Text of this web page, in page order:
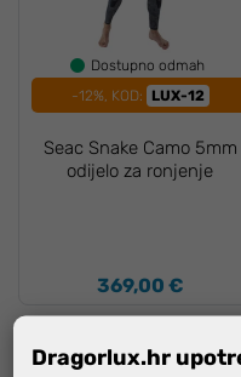
Dostupno odmah
-12%, KOD:
LUX-12
Seac Snake Camo 5mm
odijelo za ronjenje
369,00 €
Dragorlux.hr